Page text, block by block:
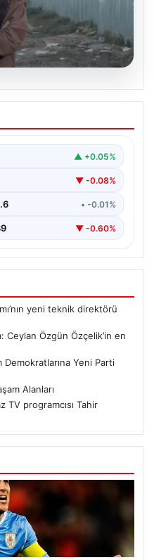
bir imza: Ceylan
filmleri
▲ +0.05%
▼ -0.08%
• -0.01%
▼ -0.60%
yeni teknik direktörü
Ceylan Özgün Özçelik’in en
Demokratlarına Yeni Parti
Alanları
TV programcısı Tahir